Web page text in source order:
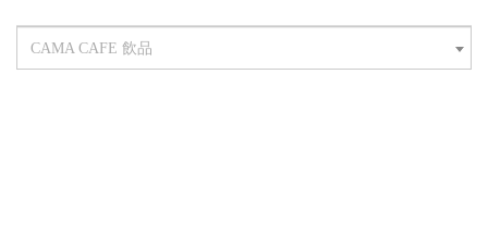
CAMA CAFE 飲品